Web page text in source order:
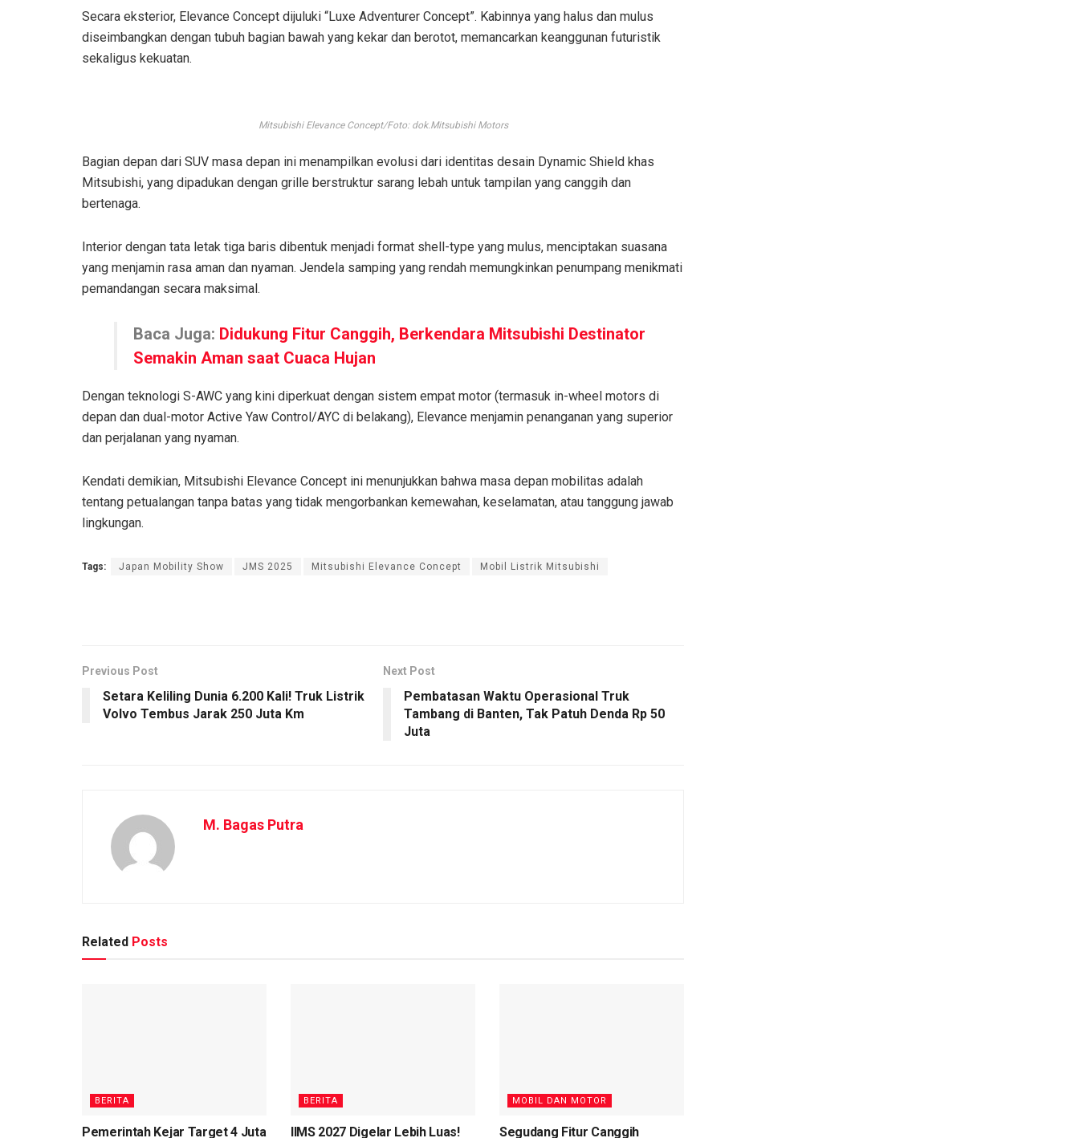
Secara eksterior, Elevance Concept dijuluki “Luxe Adventurer Concept”. Kabinnya yang halus dan mulus
diseimbangkan dengan tubuh bagian bawah yang kekar dan berotot, memancarkan keanggunan futuristik
sekaligus kekuatan.
Mitsubishi Elevance Concept/Foto: dok.Mitsubishi Motors
Bagian depan dari SUV masa depan ini menampilkan evolusi dari identitas desain Dynamic Shield khas
Mitsubishi, yang dipadukan dengan grille berstruktur sarang lebah untuk tampilan yang canggih dan
bertenaga.
Interior dengan tata letak tiga baris dibentuk menjadi format shell-type yang mulus, menciptakan suasana
yang menjamin rasa aman dan nyaman. Jendela samping yang rendah memungkinkan penumpang menikmati
pemandangan secara maksimal.
Baca Juga: Didukung Fitur Canggih, Berkendara Mitsubishi Destinator
Semakin Aman saat Cuaca Hujan
Dengan teknologi S-AWC yang kini diperkuat dengan sistem empat motor (termasuk in-wheel motors di
depan dan dual-motor Active Yaw Control/AYC di belakang), Elevance menjamin penanganan yang superior
dan perjalanan yang nyaman.
Kendati demikian, Mitsubishi Elevance Concept ini menunjukkan bahwa masa depan mobilitas adalah
tentang petualangan tanpa batas yang tidak mengorbankan kemewahan, keselamatan, atau tanggung jawab
lingkungan.
Tags: Japan Mobility Show JMS 2025 Mitsubishi Elevance Concept Mobil Listrik Mitsubishi
Previous Post
Setara Keliling Dunia 6.200 Kali! Truk Listrik
Volvo Tembus Jarak 250 Juta Km
Next Post
Pembatasan Waktu Operasional Truk
Tambang di Banten, Tak Patuh Denda Rp 50
Juta
M. Bagas Putra
Related Posts
BERITA
Pemerintah Kejar Target 4 Juta
BERITA
IIMS 2027 Digelar Lebih Luas!
MOBIL DAN MOTOR
Segudang Fitur Canggih